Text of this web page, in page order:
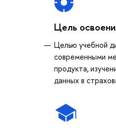
Цель
Целью учебной
современными
продукта,
данных в